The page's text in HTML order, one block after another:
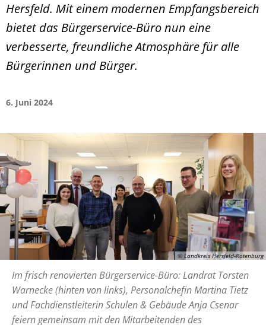
Hersfeld. Mit einem modernen Empfangsbereich
bietet das Bürgerservice-Büro nun eine
verbesserte, freundliche Atmosphäre für alle
Bürgerinnen und Bürger.
6. Juni 2024
© Landkreis Hersfeld-Rotenburg
Im frisch renovierten Bürgerservice-Büro: Landrat Torsten
Warnecke (hinten von links), Personalchefin Martina Tietz
und Fachdienstleiterin Schulen & Gebäude Anja Csenar
feiern gemeinsam mit den Mitarbeitenden des